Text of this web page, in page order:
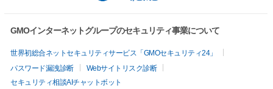
GMOインターネットグループのセキュリティ事業について
世界初総合ネットセキュリティサービス「GMOセキュリティ24」
パスワード漏洩診断
Webサイトリスク診断
セキュリティ相談AIチャットボット